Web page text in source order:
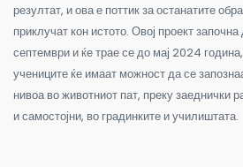
резултат, и ова е поттик за останатите
приклучат кон истото. Овој проект
септември и ќе трае се до мај 2024
учениците ќе имаат можност да се
нивоа во животниот пат, преку заеднички
и самостојни, во градинките и училиштата.